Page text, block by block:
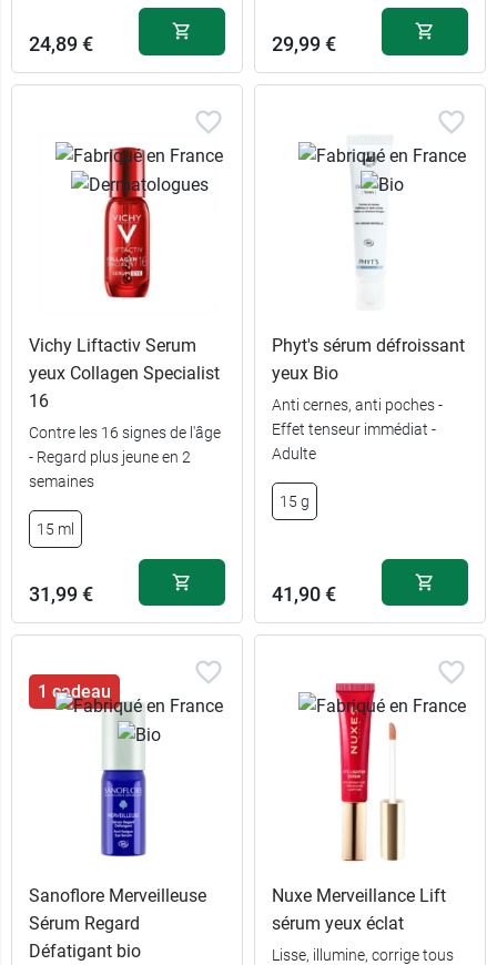
24,89 € 29,99 €
Vichy Liftactiv Serum
yeux Collagen Specialist
16
Contre les 16 signes de l'âge
- Regard plus jeune en 2
semaines
15 ml
31,99 €
Phyt's sérum défroissant
yeux Bio
Anti cernes, anti poches -
Effet tenseur immédiat -
Adulte
15 g
41,90 €
1 cadeau
Sanoflore Merveilleuse
Sérum Regard
Défatigant bio
Nuxe Merveillance Lift
sérum yeux éclat
Lisse, illumine, corrige tous